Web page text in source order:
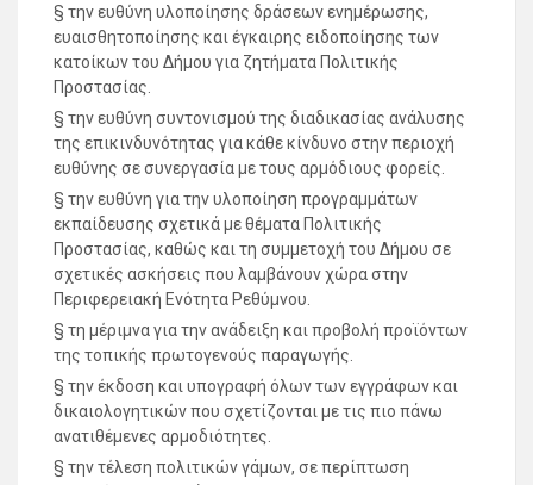
§ την ευθύνη υλοποίησης δράσεων ενημέρωσης,
ευαισθητοποίησης και έγκαιρης ειδοποίησης των
κατοίκων του Δήμου για ζητήματα Πολιτικής
Προστασίας.
§ την ευθύνη συντονισμού της διαδικασίας ανάλυσης
της επικινδυνότητας για κάθε κίνδυνο στην περιοχή
ευθύνης σε συνεργασία με τους αρμόδιους φορείς.
§ την ευθύνη για την υλοποίηση προγραμμάτων
εκπαίδευσης σχετικά με θέματα Πολιτικής
Προστασίας, καθώς και τη συμμετοχή του Δήμου σε
σχετικές ασκήσεις που λαμβάνουν χώρα στην
Περιφερειακή Ενότητα Ρεθύμνου.
§ τη μέριμνα για την ανάδειξη και προβολή προϊόντων
της τοπικής πρωτογενούς παραγωγής.
§ την έκδοση και υπογραφή όλων των εγγράφων και
δικαιολογητικών που σχετίζονται με τις πιο πάνω
ανατιθέμενες αρμοδιότητες.
§ την τέλεση πολιτικών γάμων, σε περίπτωση